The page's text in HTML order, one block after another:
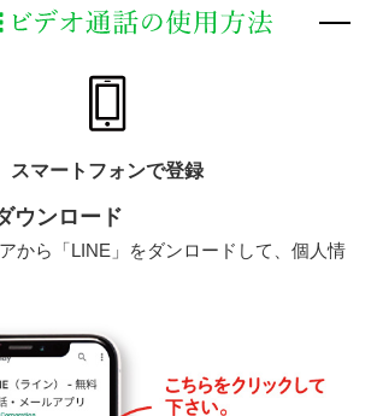
スマートフォンで登録
ウンロード
から「LINE」をダンロードして、個人情